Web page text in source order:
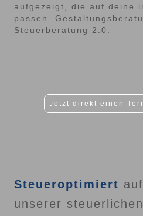
aufgezeigt, die auf deine
passen.
Steuerberatung 2.0.
Jetzt direkt einen
Steueroptimiert
unserer steuerlichen